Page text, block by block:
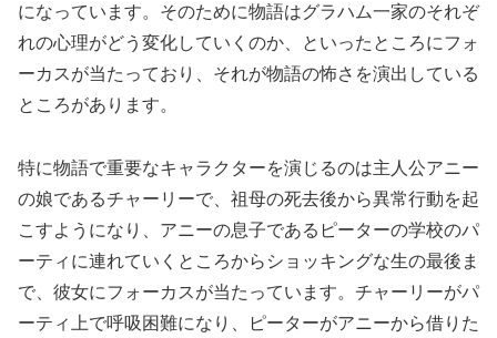
になっています。そのために物語はグラハム一家のそれぞ
れの心理がどう変化していくのか、といったところにフォ
ーカスが当たっており、それが物語の怖さを演出している
ところがあります。
特に物語で重要なキャラクターを演じるのは主人公アニー
の娘であるチャーリーで、祖母の死去後から異常行動を起
こすようになり、アニーの息子であるピーターの学校のパ
ーティに連れていくところからショッキングな生の最後ま
で、彼女にフォーカスが当たっています。チャーリーがパ
ーティ上で呼吸困難になり、ピーターがアニーから借りた